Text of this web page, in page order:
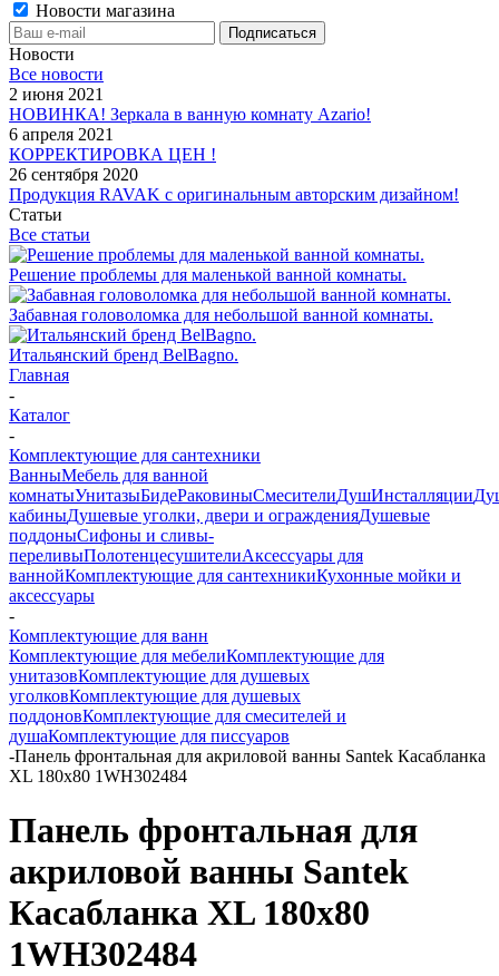
Новости магазина
Новости
Все новости
2 июня 2021
НОВИНКА! Зеркала в ванную комнату Azario!
6 апреля 2021
КОРРЕКТИРОВКА ЦЕН !
26 сентября 2020
Продукция RAVAK с оригинальным авторским дизайном!
Статьи
Все статьи
Решение проблемы для маленькой ванной комнаты.
Забавная головоломка для небольшой ванной комнаты.
Итальянский бренд BelBagno.
Главная
-
Каталог
-
Комплектующие для сантехники
ВанныМебель для ванной
комнатыУнитазыБидеРаковиныСмесителиДушИнсталляции
кабиныДушевые уголки, двери и огражденияДушевые
поддоныСифоны и сливы-
переливыПолотенцесушителиАксессуары для
ваннойКомплектующие для сантехникиКухонные мойки и
аксессуары
-
Комплектующие для ванн
Комплектующие для мебелиКомплектующие для
унитазовКомплектующие для душевых
уголковКомплектующие для душевых
поддоновКомплектующие для смесителей и
душаКомплектующие для писсуаров
-Панель фронтальная для акриловой ванны Santek Касабланка
XL 180х80 1WH302484
Панель фронтальная для
акриловой ванны Santek
Касабланка XL 180х80
1WH302484